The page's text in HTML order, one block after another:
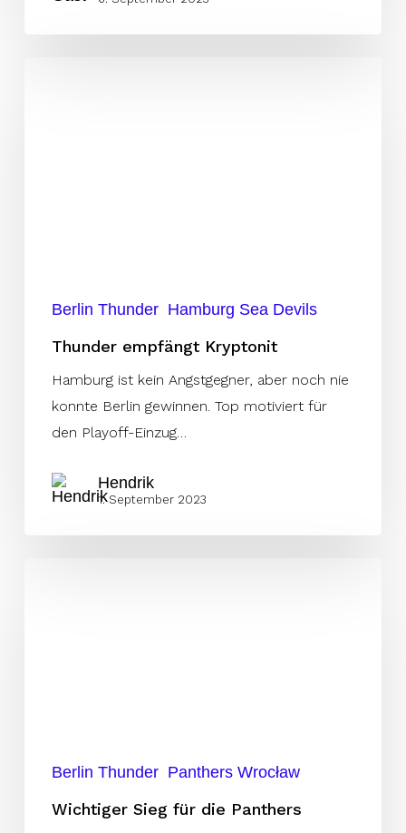
Berlin Thunder Hamburg Sea Devils
Thunder empfängt Kryptonit
Hamburg ist kein Angstgegner, aber noch nie
konnte Berlin gewinnen. Top motiviert für
den Playoff-Einzug…
Hendrik
1. September 2023
Berlin Thunder Panthers Wrocław
Wichtiger Sieg für die Panthers